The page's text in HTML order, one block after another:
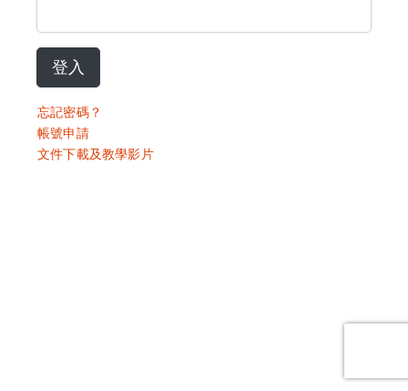
登入
忘記密碼？
帳號申請
文件下載及教學影片